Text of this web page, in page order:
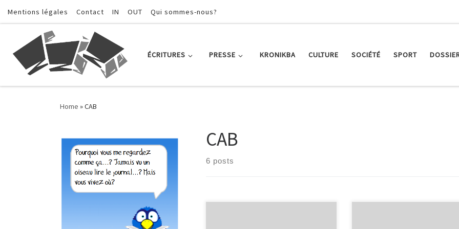
Skip to content
Mentions légales Contact IN OUT Qui sommes-nous?
ÉCRITURES PRESSE KRONIKBA CULTURE SOCIÉTÉ SPORT
Home »CAB
CAB
6 posts